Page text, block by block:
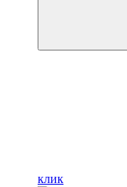
клик